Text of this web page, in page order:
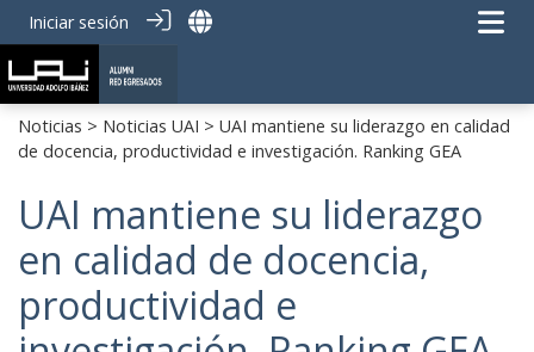
Iniciar sesión
Noticias > Noticias UAI > UAI mantiene su liderazgo en calidad
de docencia, productividad e investigación. Ranking GEA
UAI mantiene su liderazgo
en calidad de docencia,
productividad e